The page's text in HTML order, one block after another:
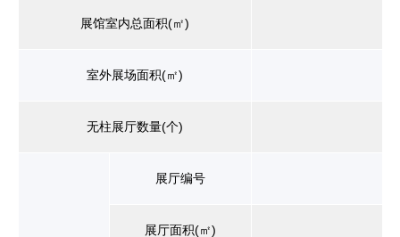
展馆室内总面积(㎡)
室外展场面积(㎡)
无柱展厅数量(个)
展厅编号
展厅面积(㎡)